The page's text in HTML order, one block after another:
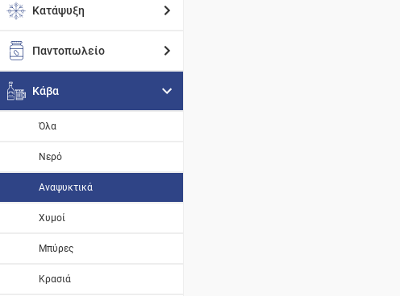
Κατάψυξη
Παντοπωλείο
Κάβα
Όλα
Νερό
Αναψυκτικά
Χυμοί
Μπύρες
Κρασιά